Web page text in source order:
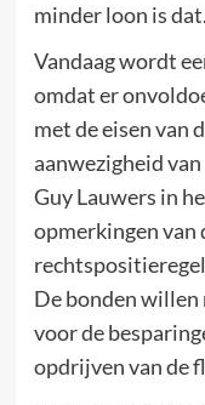
minder loon is dat.
Vandaag wordt
omdat er
met de eisen van
aanwezigheid
Guy Lauwers in
opmerkingen van
De bonden willen
voor de
opdrijven van de